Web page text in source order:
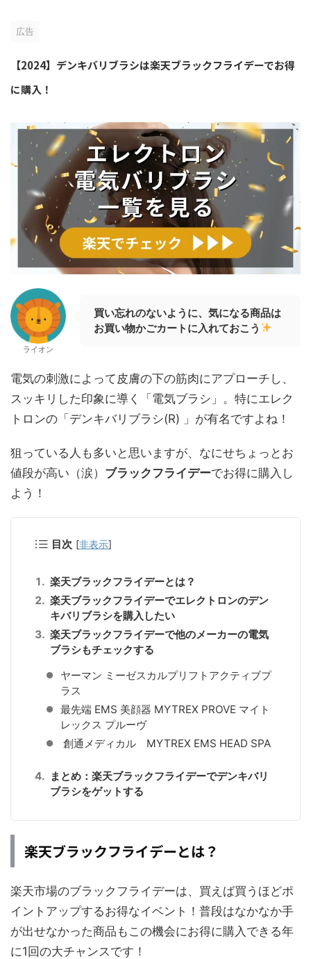
広告
【2024】デンキバリブラシは楽天ブラックフライデーでお得
に購入！
ライオン
買い忘れのないように、気になる商品は
お買い物かごカートに入れておこう
電気の刺激によって皮膚の下の筋肉にアプローチし、
スッキリした印象に導く「電気ブラシ」。特にエレク
トロンの「デンキバリブラシ(R) 」が有名ですよね！
狙っている人も多いと思いますが、なにせちょっとお
値段が高い（涙） ブラックフライデーでお得に購入し
よう！
目次 [非表示]
楽天ブラックフライデーとは？
楽天ブラックフライデーでエレクトロンのデン
キバリブラシを購入したい
楽天ブラックフライデーで他のメーカーの電気
ブラシもチェックする
ヤーマン ミーゼスカルプリフトアクティブプ
ラス
最先端 EMS 美顔器 MYTREX PROVE マイト
レックス プルーヴ
創通メディカル MYTREX EMS HEAD SPA
まとめ：楽天ブラックフライデーでデンキバリ
ブラシをゲットする
楽天ブラックフライデーとは？
楽天市場のブラックフライデーは、買えば買うほどポ
イントアップするお得なイベント！普段はなかなか手
が出せなかった商品もこの機会にお得に購入できる年
に1回の大チャンスです！